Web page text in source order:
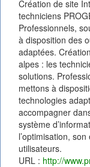
Création de site
techniciens
Professionnels,
à disposition des
adaptées.
alpes : les
solutions.
mettons à
technologies
accompagner
système
l’optimisation,
utilisateurs.
URL : http://